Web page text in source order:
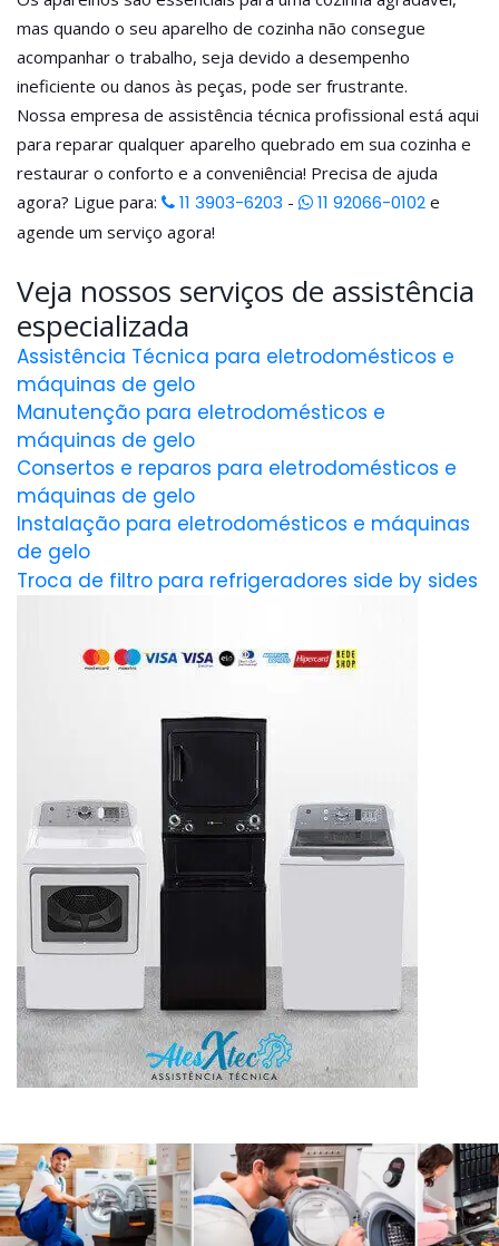
mas quando o seu aparelho de cozinha não consegue
acompanhar o trabalho, seja devido a desempenho
ineficiente ou danos às peças, pode ser frustrante.
Nossa empresa de assistência técnica profissional está aqui
para reparar qualquer aparelho quebrado em sua cozinha e
restaurar o conforto e a conveniência! Precisa de ajuda
agora? Ligue para:
11 3903-6203 - 11 92066-0102 e
agende um serviço agora!
Veja nossos serviços de assistência
especializada
Assistência Técnica para eletrodomésticos e
máquinas de gelo
Manutenção para eletrodomésticos e
máquinas de gelo
Consertos e reparos para eletrodomésticos e
máquinas de gelo
Instalação para eletrodomésticos e máquinas
de gelo
Troca de filtro para refrigeradores side by sides